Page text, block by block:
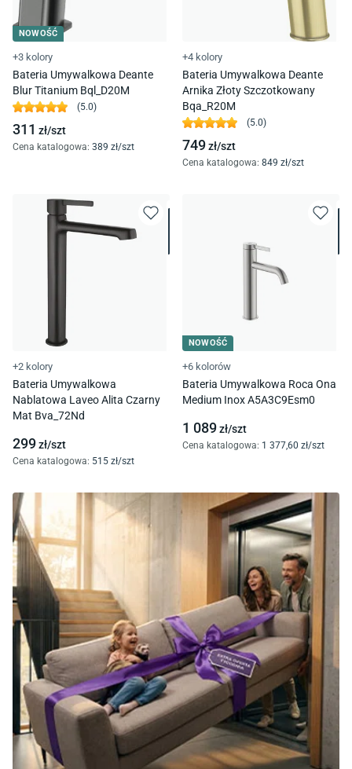
NOWOŚĆ
+3 kolory
Bateria Umywalkowa Deante
Blur Titanium Bql_D20M
(5.0)
311 zł/szt
Cena katalogowa: 389 zł/szt
+4 kolory
Bateria Umywalkowa Deante
Arnika Złoty Szczotkowany
Bqa_R20M
(5.0)
749zł/szt
Cena katalogowa: 849 zł/szt
+2 kolory
Bateria Umywalkowa
Nablatowa Laveo Alita Czarny
Mat Bva_72Nd
299zł/szt
Cena katalogowa: 515 zł/szt
NOWOŚĆ
+6 kolorów
Bateria Umywalkowa Roca Ona
Medium Inox A5A3C9Esm0
1 089zł/szt
Cena katalogowa: 1 377,60 zł/szt